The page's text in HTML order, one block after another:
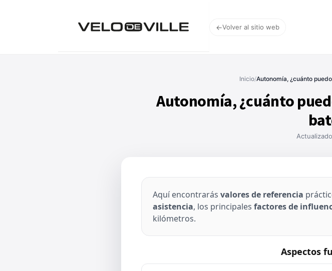
←Volver al sitio web
Inicio/Autonomía, ¿cuánto
Autonomía, ¿cuánto
Aquí encontrarás valores de referencia
asistencia, los principales factores de
kilómetros.
Aspectos